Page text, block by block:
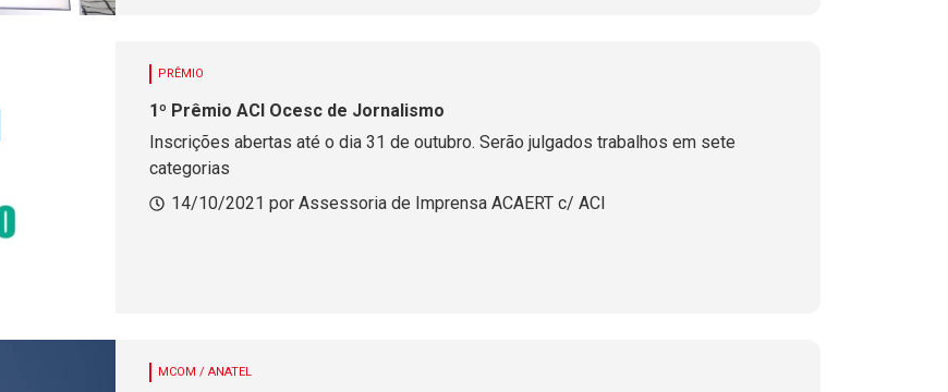
PRÊMIO
1º Prêmio ACI Ocesc de Jornalismo
Inscrições abertas até o dia 31 de outubro. Serão julgados trabalhos em sete
categorias
14/10/2021 por Assessoria de Imprensa ACAERT c/ ACI
MCOM / ANATEL